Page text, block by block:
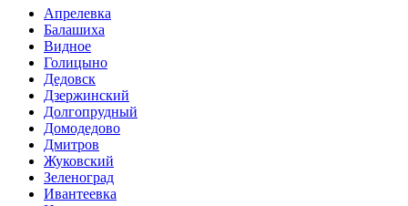
Апрелевка
Балашиха
Видное
Голицыно
Дедовск
Дзержинский
Долгопрудный
Домодедово
Дмитров
Жуковский
Зеленоград
Ивантеевка